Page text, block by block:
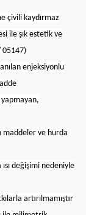
çivili kaydırmaz
ile şık estetik ve
05147)
enjeksiyonlu
ve hurda
değişimi nedeniyle
artırılmamıştır